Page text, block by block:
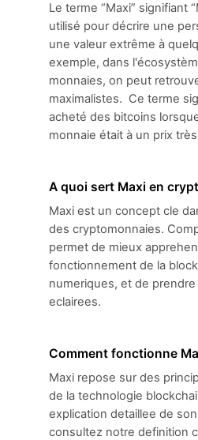
Le terme “Maxi” signifiant
utilisé pour décrire une
une valeur extrême à
exemple, dans
monnaies, on peut
maximalistes. Ce terme
acheté des bitcoins
monnaie était à un prix
A quoi sert Maxi en
Maxi est un concept cle
des cryptomonnaies.
permet de mieux
fonctionnement de la
numeriques, et de
eclairees.
Comment fonctionne
Maxi repose sur des
de la technologie
explication detaillee de
consultez notre definition